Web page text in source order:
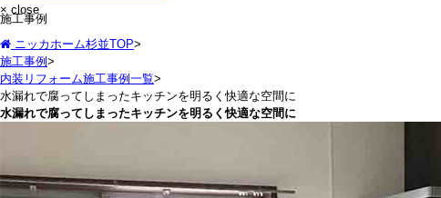
× close
施工事例
ニッカホーム杉並TOP>
施工事例 >
内装リフォーム施工事例一覧>
水漏れで腐ってしまったキッチンを明るく快適な空間に
水漏れで腐ってしまったキッチンを明るく快適な空間に